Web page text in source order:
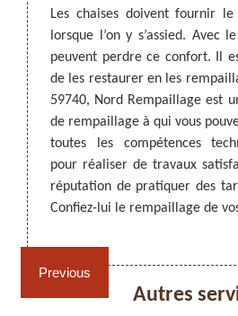
ARTISAN DEZITTER,
CANNAGE -
chaises et sièges 59
Previous
il est
un
des
il
pour
à
Les chaises doivent fournir
lorsque l’on y s’assied. Avec
peuvent perdre ce confort. Il
de les restaurer en les
59740, Nord Rempaillage est
de rempaillage à qui vous
toutes les compétences
pour réaliser de travaux
réputation de pratiquer des
Confiez-lui le rempaillage de
Autres